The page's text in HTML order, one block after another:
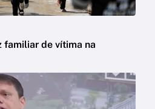
familiar de vítima na